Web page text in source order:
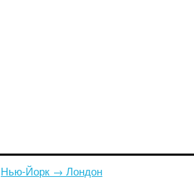
Нью-Йорк → Лондон